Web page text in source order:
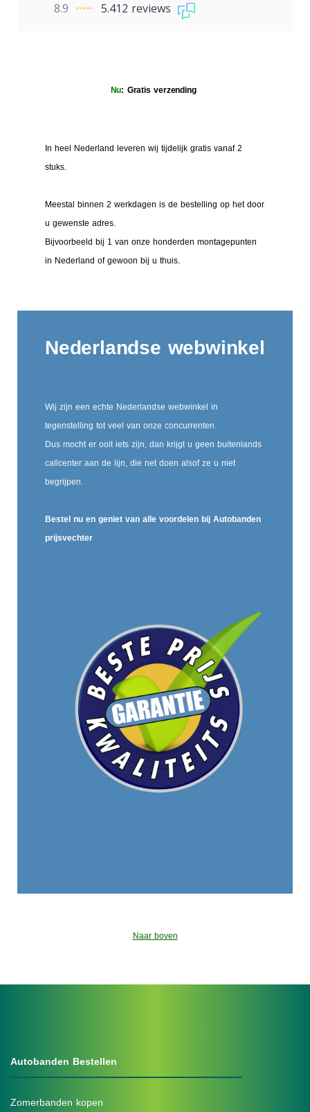
8.9 5.412 reviews
Nu: Gratis verzending
In heel Nederland leveren wij tijdelijk gratis vanaf 2
stuks.
Meestal binnen 2 werkdagen is de bestelling op het door
u gewenste adres.
Bijvoorbeeld bij 1 van onze honderden montagepunten
in Nederland of gewoon bij u thuis.
Nederlandse webwinkel
Wij zijn een echte Nederlandse webwinkel in
tegenstelling tot veel van onze concurrenten.
Dus mocht er ooit iets zijn, dan krijgt u geen buitenlands
callcenter aan de lijn, die net doen alsof ze u niet
begrijpen.
Bestel nu en geniet van alle voordelen bij Autobanden
prijsvechter
Naar boven
Autobanden Bestellen
Zomerbanden kopen